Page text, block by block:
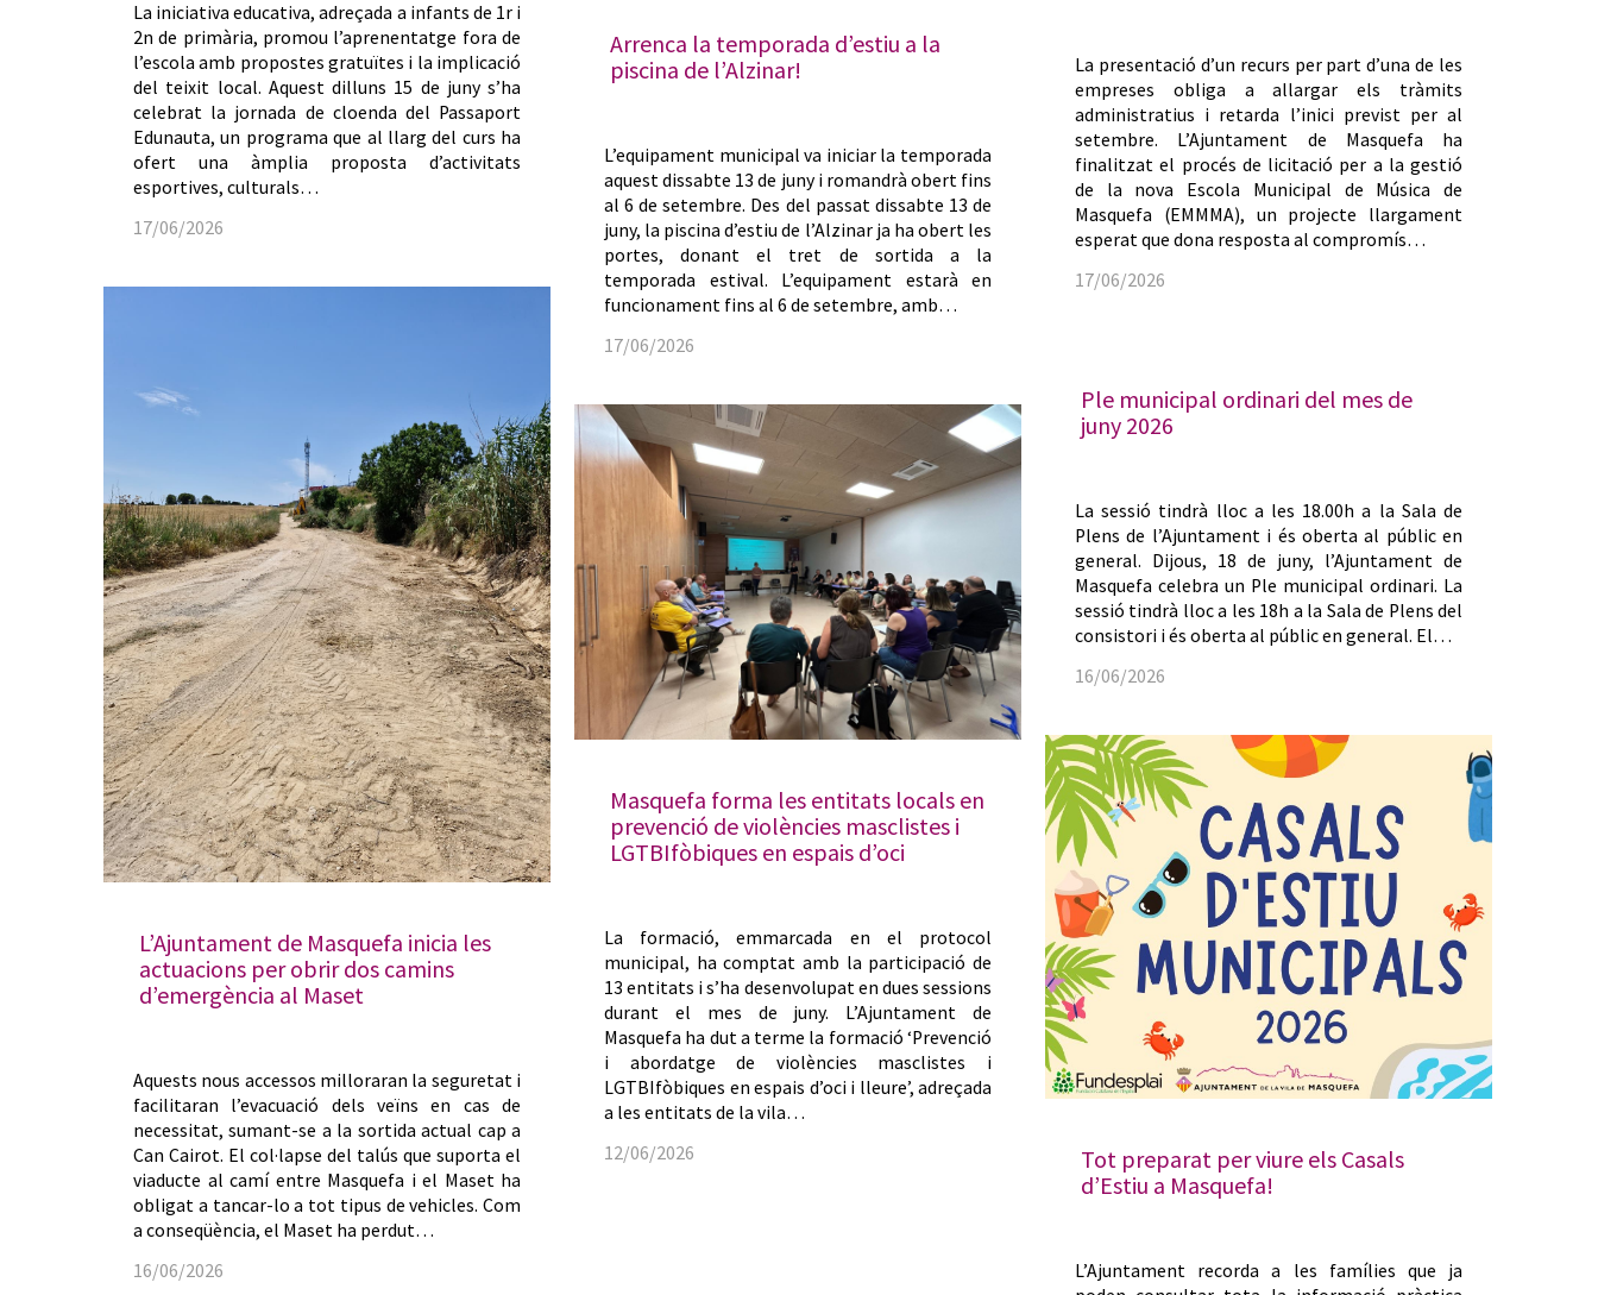
La iniciativa educativa, adreçada a infants de 1r i
2n de primària, promou l’aprenentatge fora de
l’escola amb propostes gratuïtes i la implicació
del teixit local. Aquest dilluns 15 de juny s’ha
celebrat la jornada de cloenda del Passaport
Edunauta, un programa que al llarg del curs ha
ofert una àmplia proposta d’activitats
esportives, culturals…
17/06/2026
La presentació d’un recurs per part d’una de les
empreses obliga a allargar els tràmits
administratius i retarda l’inici previst per al
setembre. L’Ajuntament de Masquefa ha
finalitzat el procés de licitació per a la gestió
de la nova Escola Municipal de Música de
Masquefa (EMMMA), un projecte llargament
esperat que dona resposta al compromís…
17/06/2026
Arrenca la temporada d’estiu a la
piscina de l’Alzinar!
L’equipament municipal va iniciar la temporada
aquest dissabte 13 de juny i romandrà obert fins
al 6 de setembre. Des del passat dissabte 13 de
juny, la piscina d’estiu de l’Alzinar ja ha obert les
portes, donant el tret de sortida a la
temporada estival. L’equipament estarà en
funcionament fins al 6 de setembre, amb…
17/06/2026
L’Ajuntament de Masquefa inicia les
actuacions per obrir dos camins
d’emergència al Maset
Aquests nous accessos milloraran la seguretat i
facilitaran l’evacuació dels veïns en cas de
necessitat, sumant-se a la sortida actual cap a
Can Cairot. El col·lapse del talús que suporta el
viaducte al camí entre Masquefa i el Maset ha
obligat a tancar-lo a tot tipus de vehicles. Com
a conseqüència, el Maset ha perdut…
16/06/2026
Ple municipal ordinari del mes de
juny 2026
La sessió tindrà lloc a les 18.00h a la Sala de
Plens de l’Ajuntament i és oberta al públic en
general. Dijous, 18 de juny, l’Ajuntament de
Masquefa celebra un Ple municipal ordinari. La
sessió tindrà lloc a les 18h a la Sala de Plens del
consistori i és oberta al públic en general. El…
16/06/2026
Masquefa forma les entitats locals en
prevenció de violències masclistes i
LGTBIfòbiques en espais d’oci
La formació, emmarcada en el protocol
municipal, ha comptat amb la participació de
13 entitats i s’ha desenvolupat en dues sessions
durant el mes de juny. L’Ajuntament de
Masquefa ha dut a terme la formació ‘Prevenció
i abordatge de violències masclistes i
LGTBIfòbiques en espais d’oci i lleure’, adreçada
a les entitats de la vila…
12/06/2026
Tot preparat per viure els Casals
d’Estiu a Masquefa!
L’Ajuntament recorda a les famílies que ja